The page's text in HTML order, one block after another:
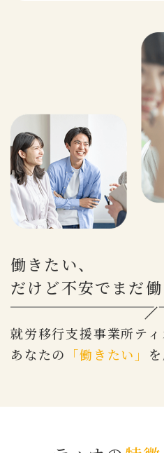
働きたい、
だけど不安でまだ
就労移行支援事業所テ
あなたの 「働きたい」